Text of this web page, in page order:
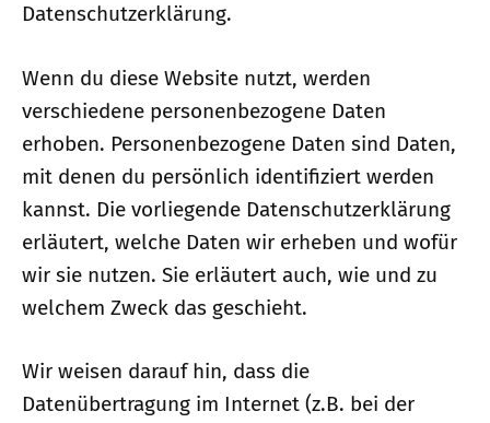
Datenschutzerklärung.
Wenn du diese Website nutzt, werden
verschiedene personenbezogene Daten
erhoben. Personenbezogene Daten sind Daten,
mit denen du persönlich identifiziert werden
kannst. Die vorliegende Datenschutzerklärung
erläutert, welche Daten wir erheben und wofür
wir sie nutzen. Sie erläutert auch, wie und zu
welchem Zweck das geschieht.
Wir weisen darauf hin, dass die
Datenübertragung im Internet (z.B. bei der